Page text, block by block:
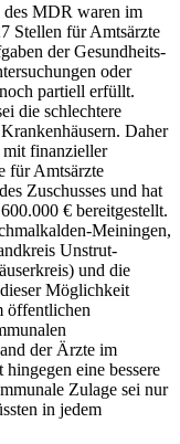
des MDR waren im
Stellen für Amtsärzte
der Gesundheits­
oder
partiell erfüllt.
die schlechtere
Daher
mit finanzieller
für Amtsärzte
Zuschusses und hat
€ bereitgestellt.
Meiningen,
Unstrut-
und die
Möglichkeit
öffentlichen
der Ärzte im
eine bessere
Zulage sei nur
in jedem